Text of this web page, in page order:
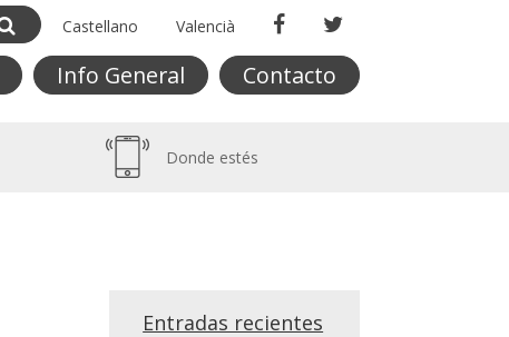
Castellano Valencià
Info General Contacto
Donde estés
Entradas recientes